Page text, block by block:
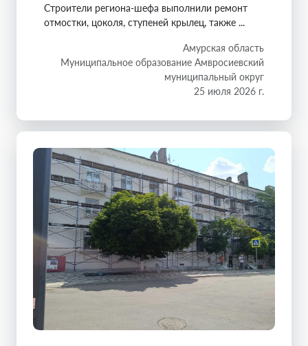
Строители региона-шефа выполнили ремонт
отмостки, цоколя, ступеней крылец, также ...
Амурская область
Муниципальное образование Амвросиевский
муниципальный округ
25 июля 2026 г.